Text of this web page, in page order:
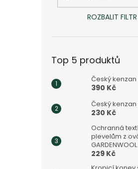
ROZBALIT FILTR
Top 5 produktů
Český
390 Kč
Český kenzan
230 Kč
Ochranná
plevelům z
GARDENWOOL
229 Kč